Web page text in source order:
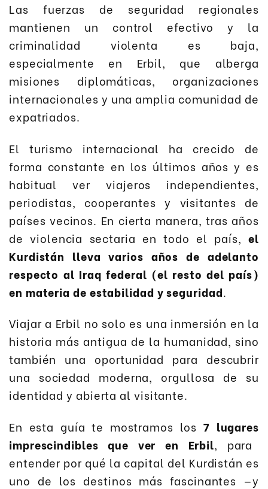
Las fuerzas de seguridad regionales
mantienen un control efectivo y la
criminalidad violenta es baja,
especialmente en Erbil, que alberga
misiones diplomáticas, organizaciones
internacionales y una amplia comunidad de
expatriados.
El turismo internacional ha crecido de
forma constante en los últimos años y es
habitual ver viajeros independientes,
periodistas, cooperantes y visitantes de
países vecinos. En cierta manera, tras años
de violencia sectaria en todo el país,el
Kurdistán lleva varios años de adelanto
respecto al Iraq federal (el resto del país)
en materia de estabilidad y seguridad.
Viajar a Erbil no solo es una inmersión en la
historia más antigua de la humanidad, sino
también una oportunidad para descubrir
una sociedad moderna, orgullosa de su
identidad y abierta al visitante.
En esta guía te mostramos los7 lugares
imprescindibles que ver en Erbil, para
entender por qué la capital del Kurdistán es
uno de los destinos más fascinantes —y